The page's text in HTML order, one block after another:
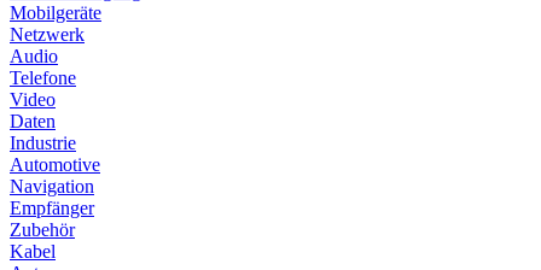
Mobilgeräte
Netzwerk
Audio
Telefone
Video
Daten
Industrie
Automotive
Navigation
Empfänger
Zubehör
Kabel